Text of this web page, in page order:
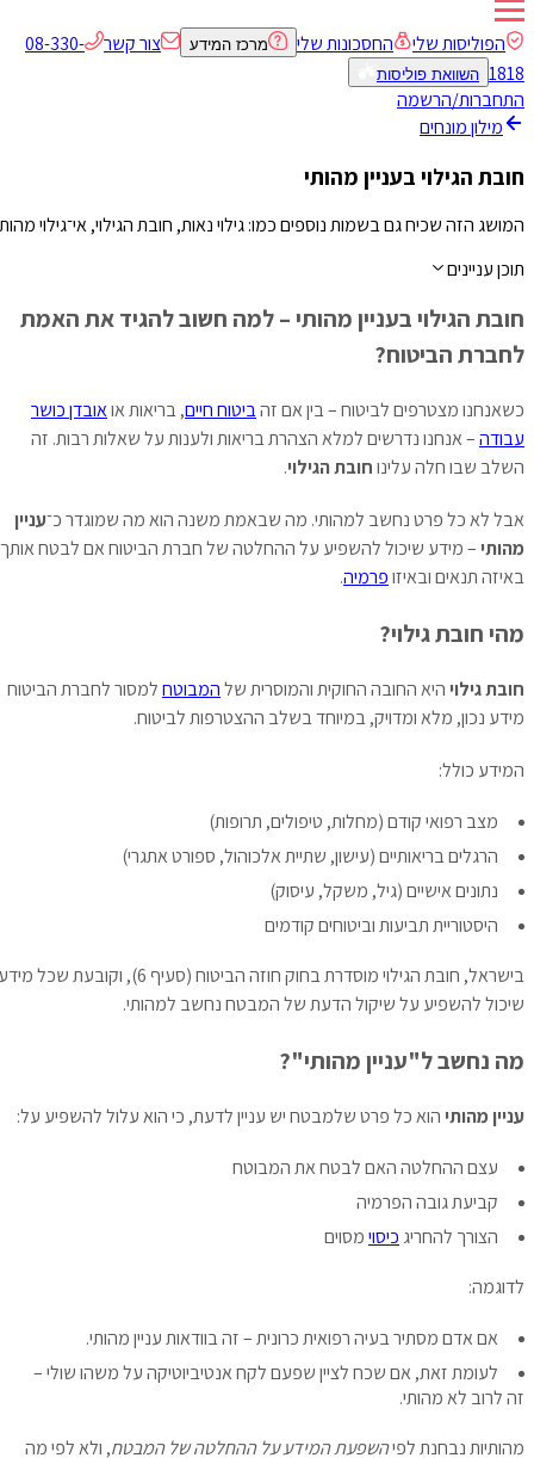
הפוליסות שלי החסכונות שלי מרכז המידע צור קשר
08-330-
1818
השוואת פוליסות
התחברות/הרשמה
מילון מונחים
חובת הגילוי בעניין מהותי
המושג הזה שכיח גם בשמות נוספים כמו: גילוי נאות, חובת הגילוי, אי־גילוי מהותי
תוכן עניינים
חובת הגילוי בעניין מהותי – למה חשוב להגיד את האמת
לחברת הביטוח?
כשאנחנו מצטרפים לביטוח – בין אם זהביטוח חיים, בריאות אואובדן כושר
עבודה– אנחנו נדרשים למלא הצהרת בריאות ולענות על שאלות רבות. זה
השלב שבו חלה עלינוחובת הגילוי.
אבל לא כל פרט נחשב למהותי. מה שבאמת משנה הוא מה שמוגדר כ־עניין
מהותי– מידע שיכול להשפיע על ההחלטה של חברת הביטוח אם לבטח אותך,
באיזה תנאים ובאיזופרמיה.
מהי חובת גילוי?
חובת גילויהיא החובה החוקית והמוסרית שלהמבוטחלמסור לחברת הביטוח
מידע נכון, מלא ומדויק, במיוחד בשלב ההצטרפות לביטוח.
המידע כולל:
מצב רפואי קודם (מחלות, טיפולים, תרופות)
הרגלים בריאותיים (עישון, שתיית אלכוהול, ספורט אתגרי)
נתונים אישיים (גיל, משקל, עיסוק)
היסטוריית תביעות וביטוחים קודמים
בישראל, חובת הגילוי מוסדרת בחוק חוזה הביטוח (סעיף 6), וקובעת שכל מידע
שיכול להשפיע על שיקול הדעת של המבטח נחשב למהותי.
מה נחשב ל"עניין מהותי"?
עניין מהותיהוא כל פרט שלמבטח יש עניין לדעת, כי הוא עלול להשפיע על:
עצם ההחלטה האם לבטח את המבוטח
קביעת גובה הפרמיה
הצורך להחריגכיסוימסוים
לדוגמה:
אם אדם מסתיר בעיה רפואית כרונית – זה בוודאות עניין מהותי.
לעומת זאת, אם שכח לציין שפעם לקח אנטיביוטיקה על משהו שולי –
זה לרוב לא מהותי.
מהותיות נבחנת לפיהשפעת המידע על ההחלטה של המבטח, ולא לפי מה